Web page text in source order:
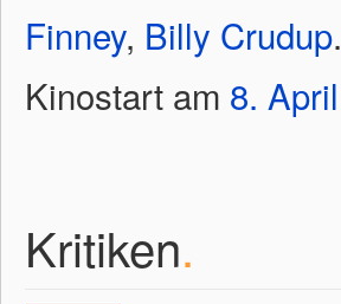
Finney, Billy Crudup.
Kinostart am 8. April
Kritiken.